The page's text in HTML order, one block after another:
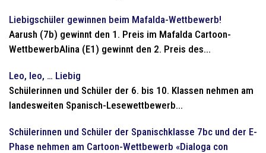
Liebigschüler gewinnen beim Mafalda-Wettbewerb!
Aarush (7b) gewinnt den 1. Preis im Mafalda Cartoon-
WettbewerbAlina (E1) gewinnt den 2. Preis des...
Leo, leo, … Liebig
Schülerinnen und Schüler der 6. bis 10. Klassen nehmen am
landesweiten Spanisch-Lesewettbewerb...
Schülerinnen und Schüler der Spanischklasse 7bc und der E-
Phase nehmen am Cartoon-Wettbewerb «Dialoga con